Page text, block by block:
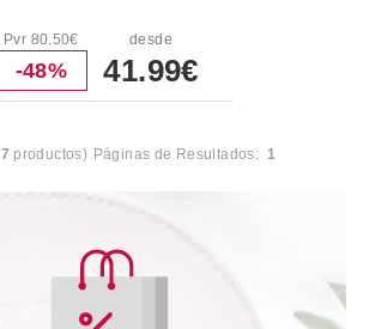
Pvr 80.50€
-48%
desde
41.99€
7 productos) Páginas de Resultados: 1